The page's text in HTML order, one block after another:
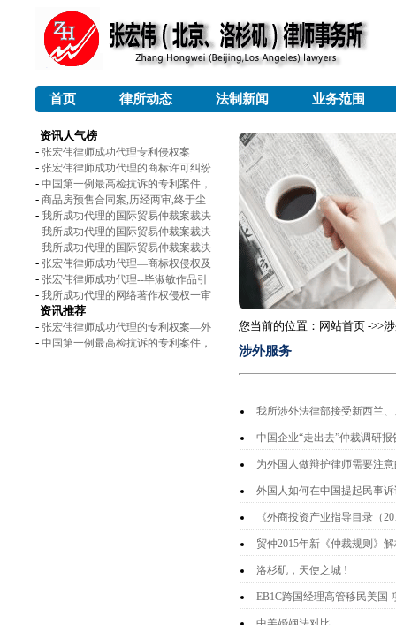
首页 律所动态 法制新闻 业务范围
资讯人气榜
- 张宏伟律师成功代理专利侵权案
- 张宏伟律师成功代理的商标许可纠纷
- 中国第一例最高检抗诉的专利案件，
- 商品房预售合同案,历经两审,终于尘
- 我所成功代理的国际贸易仲裁案裁决
- 我所成功代理的国际贸易仲裁案裁决
- 我所成功代理的国际贸易仲裁案裁决
- 张宏伟律师成功代理—商标权侵权及
- 张宏伟律师成功代理--毕淑敏作品引
- 我所成功代理的网络著作权侵权一审
资讯推荐
- 张宏伟律师成功代理的专利权案—外
- 中国第一例最高检抗诉的专利案件，
您当前的位置：网站首页 ->>
涉外服务
我所涉外法律部接受新西兰
中国企业“走出去”仲裁调研报
为外国人做辩护律师需要注
外国人如何在中国提起民事诉
《外商投资产业指导目录（
贸仲2015年新《仲裁规则》
洛杉矶，天使之城 !
EB1C跨国经理高管移民美国-